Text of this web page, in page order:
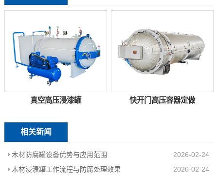
真空高压浸漆罐 快开门高压容器定做
相关新闻
木材防腐罐设备优势与应用范围
2026-02-24
木材浸渍罐工作流程与防腐处理效果
2026-02-24